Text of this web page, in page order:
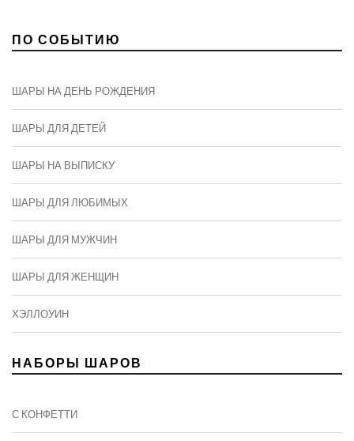
ПО СОБЫТИЮ
ШАРЫ НА ДЕНЬ РОЖДЕНИЯ
ШАРЫ ДЛЯ ДЕТЕЙ
ШАРЫ НА ВЫПИСКУ
ШАРЫ ДЛЯ ЛЮБИМЫХ
ШАРЫ ДЛЯ МУЖЧИН
ШАРЫ ДЛЯ ЖЕНЩИН
ХЭЛЛОУИН
НАБОРЫ ШАРОВ
С КОНФЕТТИ